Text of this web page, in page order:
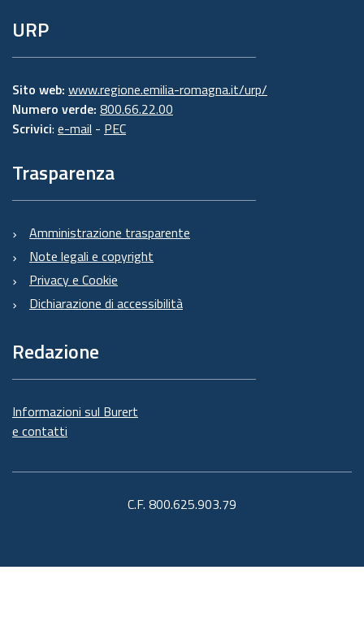
URP
Sito web: www.regione.emilia-romagna.it/urp/
Numero verde: 800.66.22.00
Scrivici: e-mail - PEC
Trasparenza
Amministrazione trasparente
Note legali e copyright
Privacy e Cookie
Dichiarazione di accessibilità
Redazione
Informazioni sul Burert
e contatti
C.F. 800.625.903.79